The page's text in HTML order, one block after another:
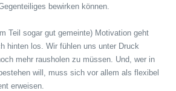
bewirken können.
Teil sogar gut gemeinte) Motivation geht
hinten los. Wir fühlen uns unter Druck
mehr rausholen zu müssen. Und, wer in
will, muss sich vor allem als flexibel
erweisen.